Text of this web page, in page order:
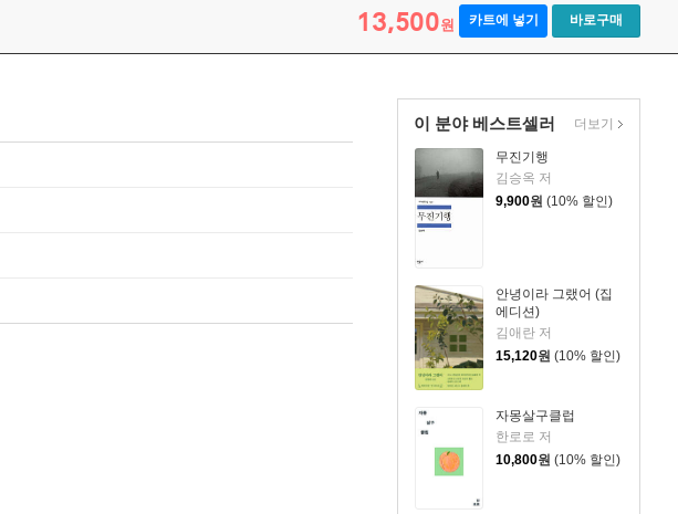
13,500원 카트에 넣기 바로구매
이 분야 베스트셀러
무진기행
김승옥 저
9,900원 (10% 할인)
안녕이라 그랬어 (집
에디션)
김애란 저
15,120원 (10% 할인)
자몽살구클럽
한로로 저
10,800원 (10% 할인)
더보기